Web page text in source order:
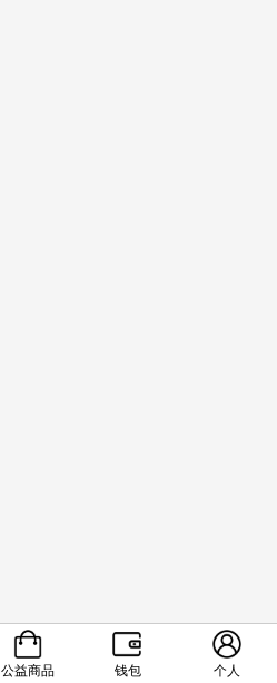
公益商品 钱包 个人